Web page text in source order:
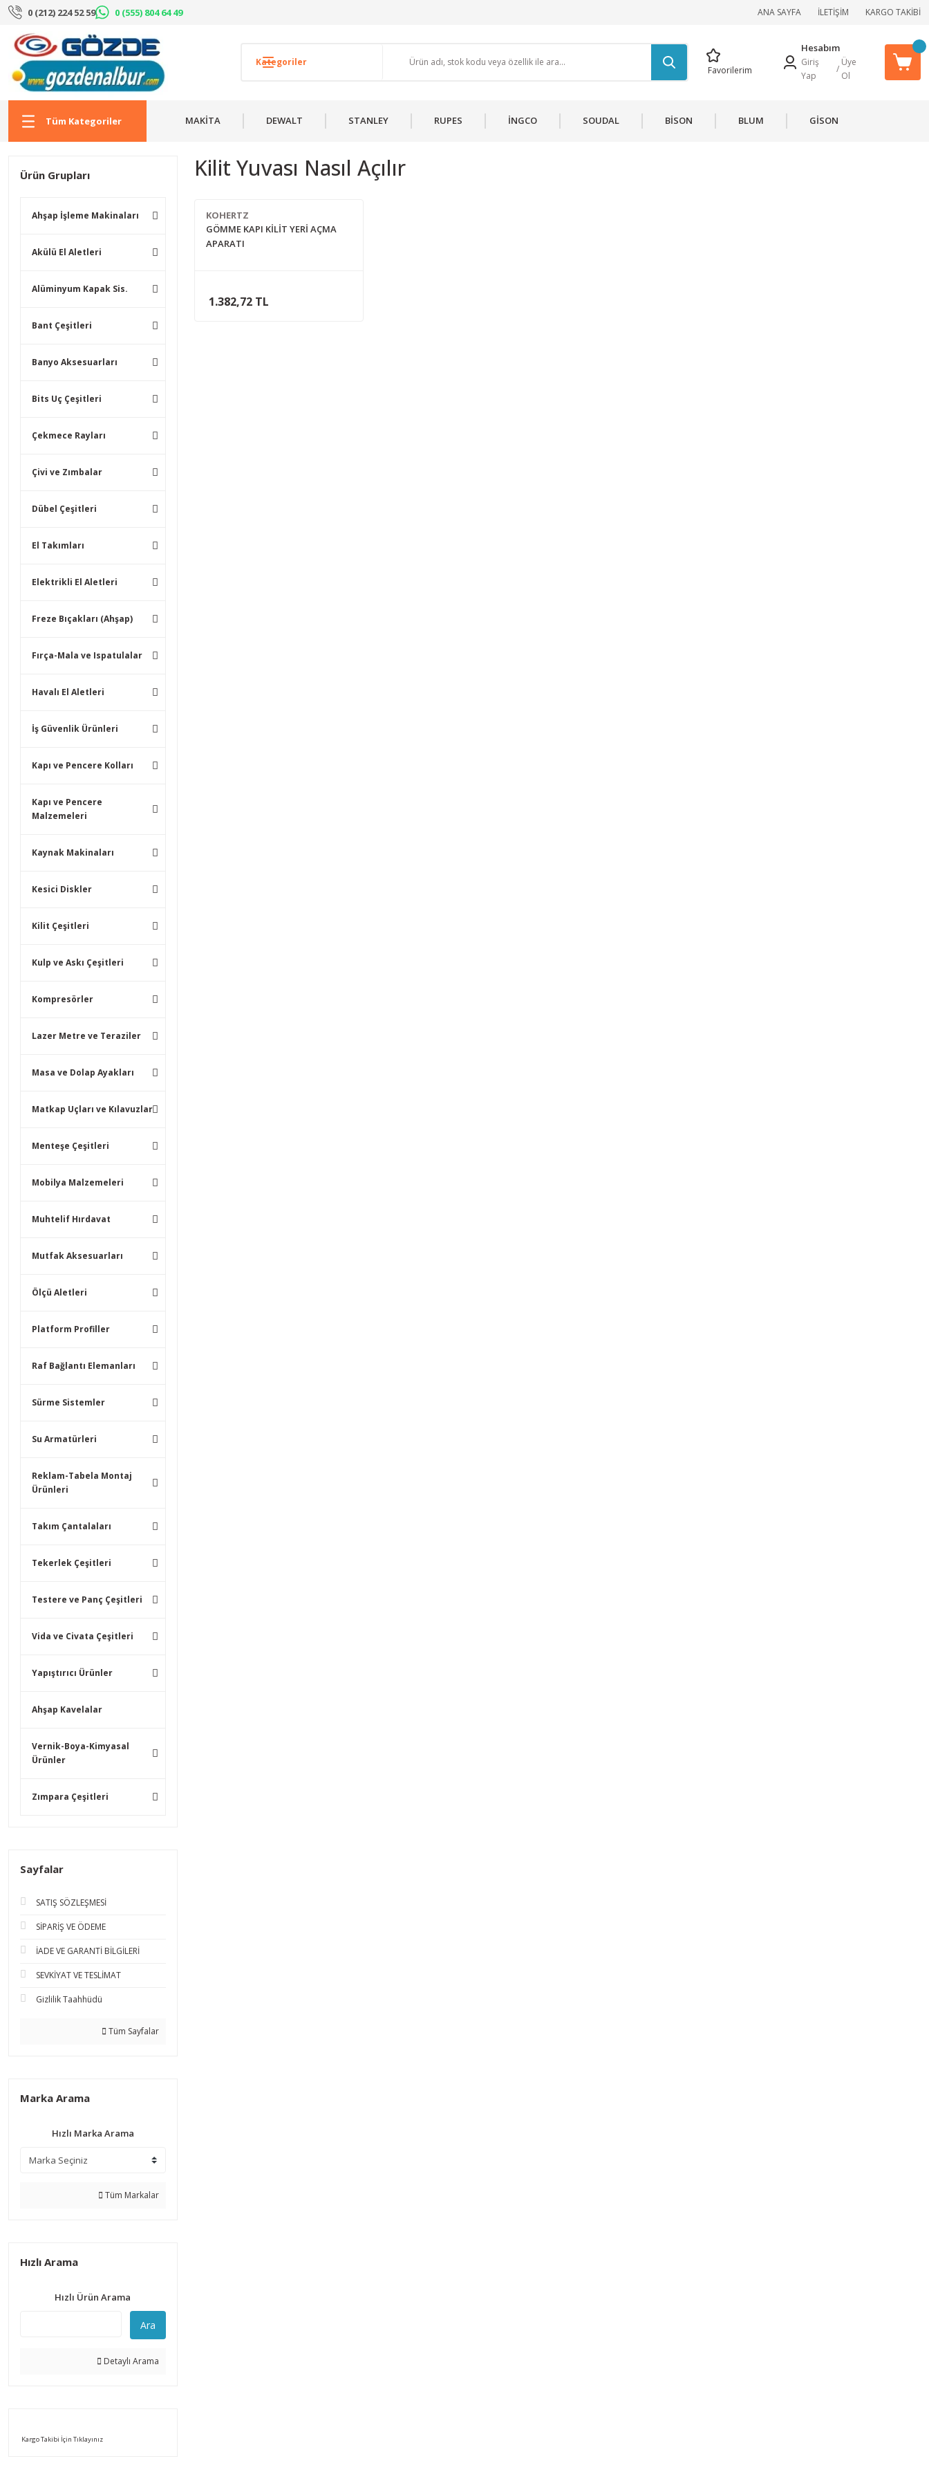
0 (212) 224 52 59 0 (555) 804 64 49 ANA SAYFA İLETİŞİM KARGO TAKİBİ
Favorilerim
Hesabım
Giriş
Yap
/
Üye
Ol
Tüm Kategoriler MAKİTA DEWALT STANLEY RUPES İNGCO SOUDAL BİSON BLUM GİSON
Ürün Grupları
Ahşap İşleme Makinaları
Akülü El Aletleri
Alüminyum Kapak Sis.
Bant Çeşitleri
Banyo Aksesuarları
Bits Uç Çeşitleri
Çekmece Rayları
Çivi ve Zımbalar
Dübel Çeşitleri
El Takımları
Elektrikli El Aletleri
Freze Bıçakları (Ahşap)
Fırça-Mala ve Ispatulalar
Havalı El Aletleri
İş Güvenlik Ürünleri
Kapı ve Pencere Kolları
Kapı ve Pencere
Malzemeleri
Kaynak Makinaları
Kesici Diskler
Kilit Çeşitleri
Kulp ve Askı Çeşitleri
Kompresörler
Lazer Metre ve Teraziler
Masa ve Dolap Ayakları
Matkap Uçları ve Kılavuzlar
Menteşe Çeşitleri
Mobilya Malzemeleri
Muhtelif Hırdavat
Mutfak Aksesuarları
Ölçü Aletleri
Platform Profiller
Raf Bağlantı Elemanları
Sürme Sistemler
Su Armatürleri
Reklam-Tabela Montaj
Ürünleri
Takım Çantalaları
Tekerlek Çeşitleri
Testere ve Panç Çeşitleri
Vida ve Civata Çeşitleri
Yapıştırıcı Ürünler
Ahşap Kavelalar
Vernik-Boya-Kimyasal
Ürünler
Zımpara Çeşitleri
Sayfalar
SATIŞ SÖZLEŞMESİ
SİPARİŞ VE ÖDEME
İADE VE GARANTİ BİLGİLERİ
SEVKİYAT VE TESLİMAT
Gizlilik Taahhüdü
Tüm Sayfalar
Marka Arama
Hızlı Marka Arama
Tüm Markalar
Hızlı Arama
Hızlı Ürün Arama
Ara
Detaylı Arama
Kargo Takibi İçin Tıklayınız
Kilit Yuvası Nasıl Açılır
KOHERTZ
GÖMME KAPI KİLİT YERİ AÇMA
APARATI
1.382,72 TL